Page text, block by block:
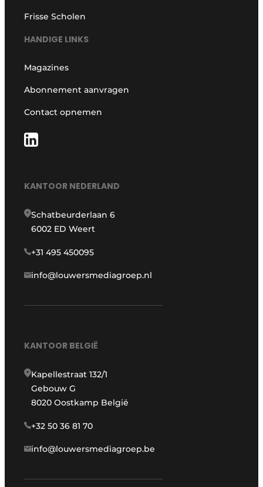
Frisse Scholen
HANDIGE LINKS
Magazines
Abonnement aanvragen
Contact opnemen
KANTOOR NEDERLAND
Schatbeurderlaan 6
6002 ED Weert
+31 495 450095
info@louwersmediagroep.nl
KANTOOR BELGIË
Kapellestraat 132/1
Gebouw G
8020 Oostkamp België
+32 50 36 81 70
info@louwersmediagroep.be